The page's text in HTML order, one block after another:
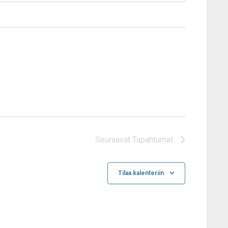
Seuraavat Tapahtumat
Tilaa kalenteriin